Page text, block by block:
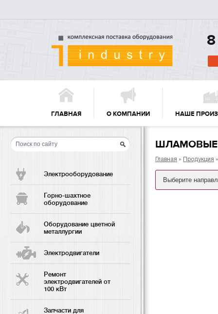
ГЛАВНАЯ О КОМПАНИИ НАШЕ
Электрооборудование
Горно-шахтное
оборудование
Оборудование цветной
металлургии
Электродвигатели
Ремонт
электродвигателей от
100 кВт
Запчасти для
Главная » Продукция